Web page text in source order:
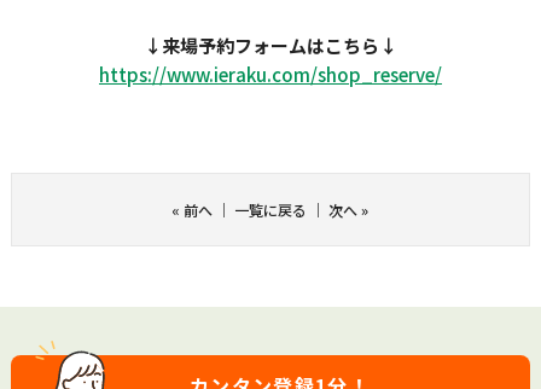
↓来場予約フォームはこちら ↓
https://www.ieraku.com/shop_ reserve/
« 前へ ｜ 一覧に戻る ｜次へ»